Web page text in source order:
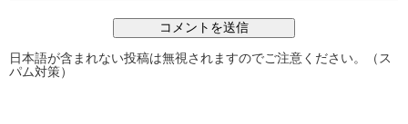
日本語が含まれない投稿は無視されますのでご注意ください。（ス
パム対策）